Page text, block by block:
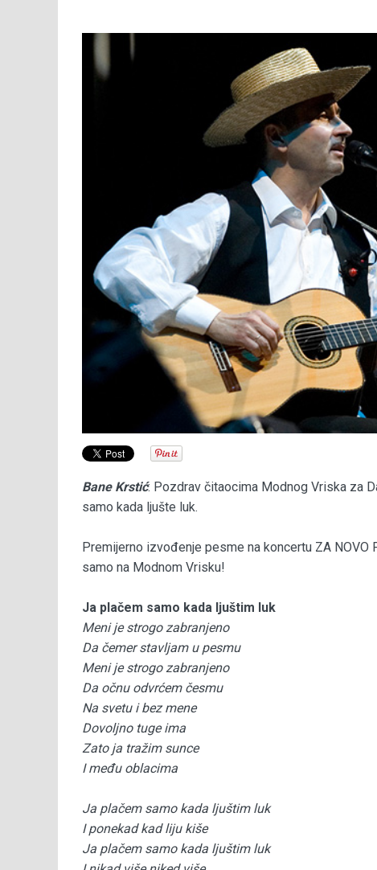
Bane Krstić: Pozdrav čitaocima Modnog Vriska za
samo kada ljušte luk.
Premijerno izvođenje pesme na koncertu ZA NOVO
samo na Modnom Vrisku!
Ja plačem samo kada ljuštim luk
Meni je strogo zabranjeno
Da čemer stavljam u pesmu
Meni je strogo zabranjeno
Da očnu odvrćem česmu
Na svetu i bez mene
Dovoljno tuge ima
Zato ja tražim sunce
I među oblacima
Ja plačem samo kada ljuštim luk
I ponekad kad liju kiše
Ja plačem samo kada ljuštim luk